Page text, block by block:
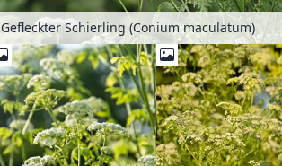
Gefleckter Schierling (Conium maculatum)